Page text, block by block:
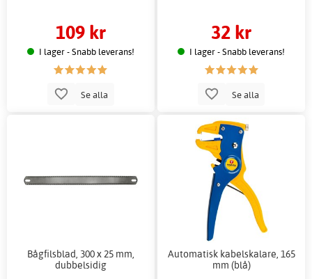
109 kr
I lager - Snabb leverans!
Se alla
32 kr
I lager - Snabb leverans!
Se alla
Bågfilsblad, 300 x 25 mm,
dubbelsidig
Automatisk kabelskalare, 165
mm (blå)